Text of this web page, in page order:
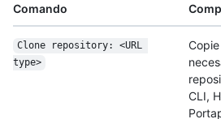
Comando
Clone repository: <URL
type>
Copie
CLI,